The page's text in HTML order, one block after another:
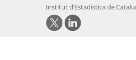
Institut d’Estadística de